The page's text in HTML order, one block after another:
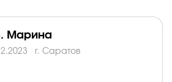
Марина
г. Саратов